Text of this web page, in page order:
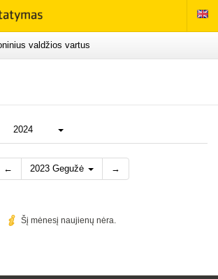
valdžios vartus
2024 Daugiau...
← 2023 Gegužė →
Šį mėnesį naujienų nėra.